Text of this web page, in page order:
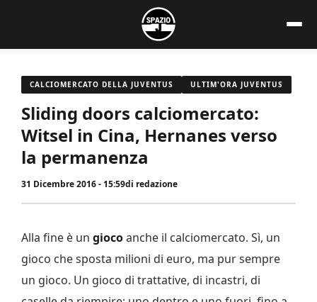
contenuto
CALCIOMERCATO DELLA JUVENTUS ULTIM'ORA JUVENTUS
Sliding doors calciomercato:
Witsel in Cina, Hernanes verso
la permanenza
31 Dicembre 2016 - 15:59di redazione
Alla fine è un giocoanche il calciomercato. Sì, un
gioco che sposta milioni di euro, ma pur sempre
un gioco. Un gioco di trattative, di incastri, di